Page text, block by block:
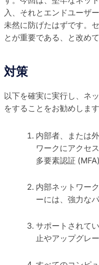
入、それとエンドユーザ
未然に防げたはずです。
とが重要である、と改め
対策
以下を確実に実行し、ネ
をすることをお勧めします
内部者、または
ワークにアクセ
多要素認証
内部ネットワー
ーには、強力な
サポートされて
止やアップグレ